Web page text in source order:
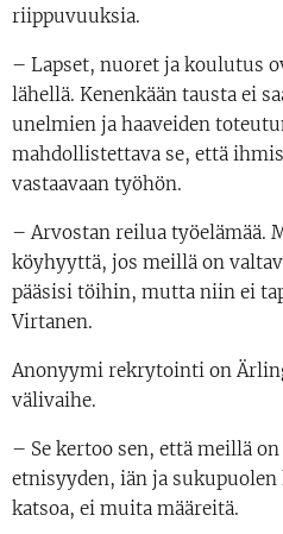
riippuvuuksia.
– Lapset, nuoret ja koulutus
lähellä. Kenenkään tausta ei
unelmien ja haaveiden
mahdollistettava se, että
vastaavaan työhön.
– Arvostan reilua työelämää.
köyhyyttä, jos meillä on
pääsisi töihin, mutta niin ei
Virtanen.
Anonyymi rekrytointi on
välivaihe.
– Se kertoo sen, että meillä
etnisyyden, iän ja
katsoa, ei muita määreitä.